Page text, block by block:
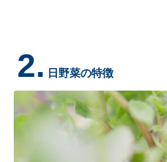
2. 日野菜の特徴